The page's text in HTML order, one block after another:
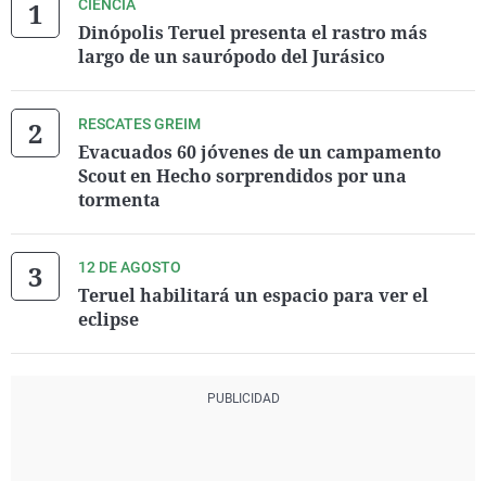
CIENCIA
Dinópolis Teruel presenta el rastro más
largo de un saurópodo del Jurásico
RESCATES GREIM
Evacuados 60 jóvenes de un campamento
Scout en Hecho sorprendidos por una
tormenta
12 DE AGOSTO
Teruel habilitará un espacio para ver el
eclipse